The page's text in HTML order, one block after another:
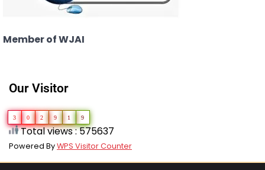
Member of WJAI
Our Visitor
3 0 2 9 1 9
Total views : 575637
Powered ByWPS Visitor Counter